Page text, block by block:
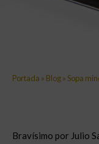
Portada » Blog»Sopa
Bravísimo por Julio